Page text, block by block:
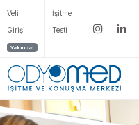
Veli
Girişi
Yakında!
İşitme
Testi